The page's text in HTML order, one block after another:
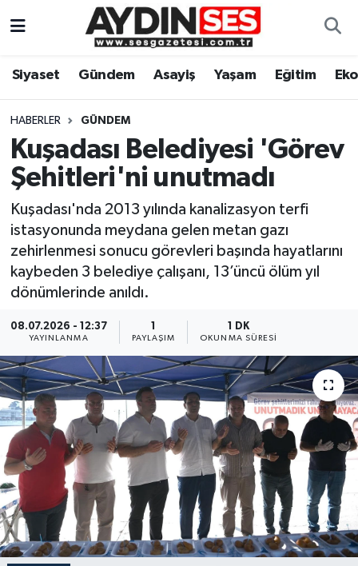
Siyaset Gündem Asayiş Yaşam Eğitim
HABERLER GÜNDEM
Kuşadası Belediyesi 'Görev
Şehitleri'ni unutmadı
Kuşadası'nda 2013 yılında kanalizasyon terfi
istasyonunda meydana gelen metan gazı
zehirlenmesi sonucu görevleri başında hayatlarını
kaybeden 3 belediye çalışanı, 13’üncü ölüm yıl
dönümlerinde anıldı.
08.07.2026 - 12:37
YAYINLANMA PAYLAŞIM
1 DK
OKUNMA SÜRESI
Gündem
Siyaset
Ekonomi
Eğitim
Aydın Hava Durumu
Aydin Namaz Vakitleri
Aydın Trafik Yoğunluk Haritası
Süper Lig Puan Durumu ve Fikstür
Tüm Manşetler
Haber Arşivi